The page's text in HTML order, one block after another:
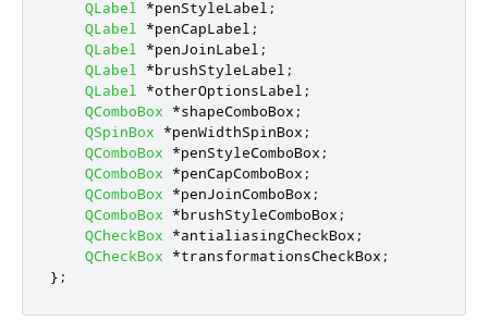
QLabel
*penStyleLabel ;
QLabel
*penCapLabel ;
QLabel
*penJoinLabel ;
QLabel
*brushStyleLabel ;
QLabel
*otherOptionsLabel ;
QComboBox
*shapeComboBox ;
QSpinBox
*penWidthSpinBox ;
QComboBox
*penStyleComboBox ;
QComboBox
*penCapComboBox ;
QComboBox
*penJoinComboBox ;
QComboBox
*brushStyleComboBox ;
QCheckBox
*antialiasingCheckBox ;
QCheckBox
*transformationsCheckBox ;
};